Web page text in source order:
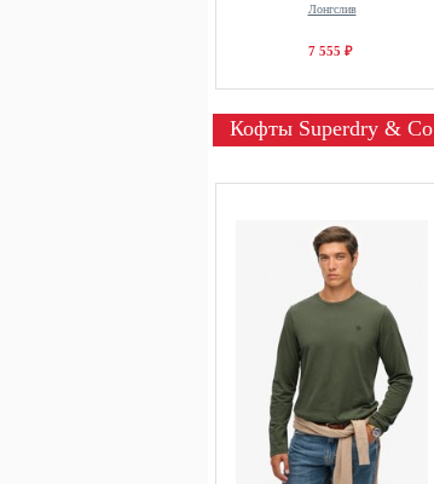
Лонгслив
7 555 ₽
Кофты Superdry & Co